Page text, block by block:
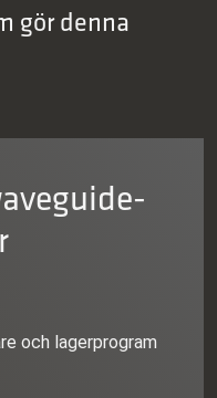
gör denna
och lagerprogram